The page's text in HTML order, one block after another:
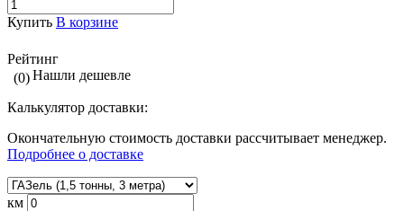
Купить В корзине
Рейтинг
(0)Нашли дешевле
Калькулятор доставки:
Окончательную стоимость доставки рассчитывает менеджер.
Подробнее о доставке
км